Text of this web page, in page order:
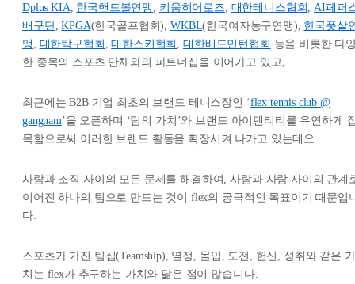
Dplus KIA 한국핸드볼연맹 키움히어로즈 대한테니스협회
AI페퍼
배구단,KPGA(한국골프협회), WKBL(한국여자농구연맹), 한국풋살
맹
대한탁구협회 ,대한스키협회 대한배드민턴협회 등을 비롯한 다
한 종목의 스포츠 단체와의 파트너십을 이어가고 있고,
최근에는 B2B 기업 최초의 브랜드 테니스장인 ‘flex tennis club @
gangnam’을 오픈하며 ‘팀의 가치’와 브랜드 아이덴티티를 유연하게
목함으로써 이러한 브랜드 활동을 확장시켜 나가고 있는데요.
사람과 조직 사이의 모든 문제를 해결하여, 사람과 사람 사이의 관계
이어진 하나의 팀으로 만드는 것이 flex의 궁극적인 목표이기 때문입
다.
스포츠가 가진 팀십(Teamship), 열정, 몰입, 도전, 헌신, 성취와 같은 가
치는 flex가 추구하는 가치와 닮은 점이 많습니다.